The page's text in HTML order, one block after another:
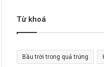
Từ khoá
Bầu trời trong quả trứng